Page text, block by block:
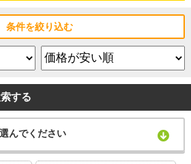
条件を絞り込む
する
んでください